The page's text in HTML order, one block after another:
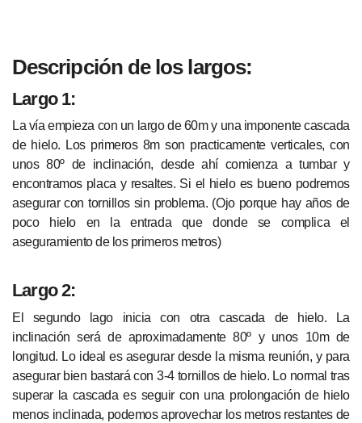
Descripción de los largos:
Largo 1:
La vía empieza con un largo de 60m y una imponente cascada
de hielo. Los primeros 8m son practicamente verticales, con
unos 80º de inclinación, desde ahí comienza a tumbar y
encontramos placa y resaltes. Si el hielo es bueno podremos
asegurar con tornillos sin problema. (Ojo porque hay años de
poco hielo en la entrada que donde se complica el
aseguramiento de los primeros metros)
Largo 2:
El segundo lago inicia con otra cascada de hielo. La
inclinación será de aproximadamente 80º y unos 10m de
longitud. Lo ideal es asegurar desde la misma reunión, y para
asegurar bien bastará con 3-4 tornillos de hielo. Lo normal tras
superar la cascada es seguir con una prolongación de hielo
menos inclinada, podemos aprovechar los metros restantes de